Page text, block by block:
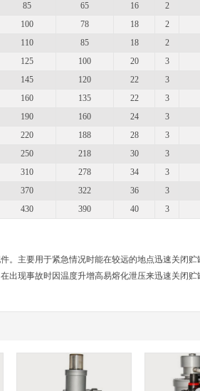
85 65 16 2
100 78 18 2
110 85 18 2
125 100 20 3
145 120 22 3
160 135 22 3
190 160 24 3
220 188 28 3
250 218 30 3
310 278 34 3
370 322 36 3
430 390 40 3
。主要用于紧急情况时能在较远的地点迅速关闭贮
出现事故时因温度升增高易熔化泄压来迅速关闭